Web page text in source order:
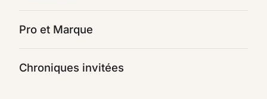
Pro et Marque
Chroniques invitées